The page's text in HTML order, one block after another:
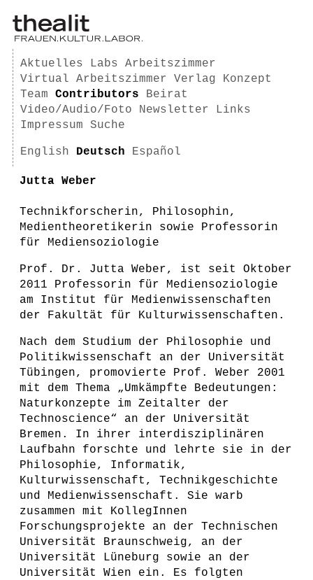
Aktuelles Labs
Arbeitszimmer
Virtual Arbeitszimmer
Verlag
Konzept
Team
Contributors
Beirat
Video/Audio/Foto
Newsletter
Links
Impressum
Suche
English Deutsch Español
Jutta Weber
Technikforscherin, Philosophin,
Medientheoretikerin sowie Professorin
für Mediensoziologie
Prof. Dr. Jutta Weber, ist seit Oktober
2011 Professorin für Mediensoziologie
am Institut für Medienwissenschaften
der Fakultät für Kulturwissenschaften.
Nach dem Studium der Philosophie und
Politikwissenschaft an der Universität
Tübingen, promovierte Prof. Weber 2001
mit dem Thema „Umkämpfte Bedeutungen:
Naturkonzepte im Zeitalter der
Technoscience“ an der Universität
Bremen. In ihrer interdisziplinären
Laufbahn forschte und lehrte sie in der
Philosophie, Informatik,
Kulturwissenschaft, Technikgeschichte
und Medienwissenschaft. Sie warb
zusammen mit KollegInnen
Forschungsprojekte an der Technischen
Universität Braunschweig, an der
Universität Lüneburg sowie an der
Universität Wien ein. Es folgten